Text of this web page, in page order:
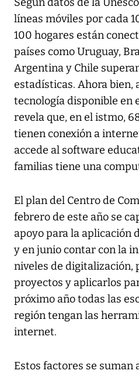
líneas móviles por cada
100 hogares están
países como Uruguay,
Argentina y Chile
estadísticas. Ahora bien,
tecnología disponible en
revela que, en el istmo,
tienen conexión a
accede al software
familias tiene una
El plan del Centro de
febrero de este año se
apoyo para la aplicación
y en junio contar con la
niveles de digitalización,
proyectos y aplicarlos
próximo año todas las
región tengan las
internet.
Estos factores se suman